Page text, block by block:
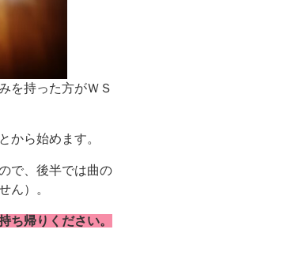
を持った方がＷＳ
から始めます。
で、後半では曲の
ん）。
ち帰りください。